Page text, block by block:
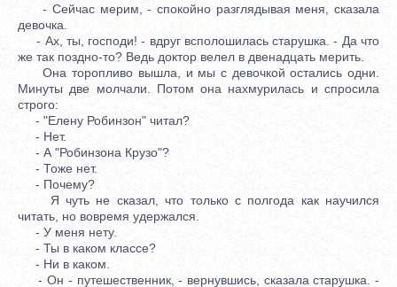
- Сейчас мерим, - спокойно разглядывая меня, сказала
девочка.
- Ах, ты, господи! - вдруг всполошилась старушка. - Да что
же так поздно-то? Ведь доктор велел в двенадцать мерить.
Она торопливо вышла, и мы с девочкой остались одни.
Минуты две молчали. Потом она нахмурилась и спросила
строго:
- "Елену Робинзон" читал?
- Нет.
- А "Робинзона Крузо"?
- Тоже нет.
- Почему?
Я чуть не сказал, что только с полгода как научился
читать, но вовремя удержался.
- У меня нету.
- Ты в каком классе?
- Ни в каком.
- Он - путешественник, - вернувшись, сказала старушка. -